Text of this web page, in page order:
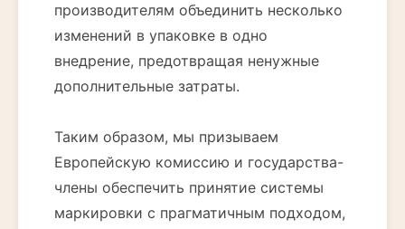
производителям объединить несколько
изменений в упаковке в одно
внедрение, предотвращая ненужные
дополнительные затраты.
Таким образом, мы призываем
Европейскую комиссию и государства-
члены обеспечить принятие системы
маркировки с прагматичным подходом,